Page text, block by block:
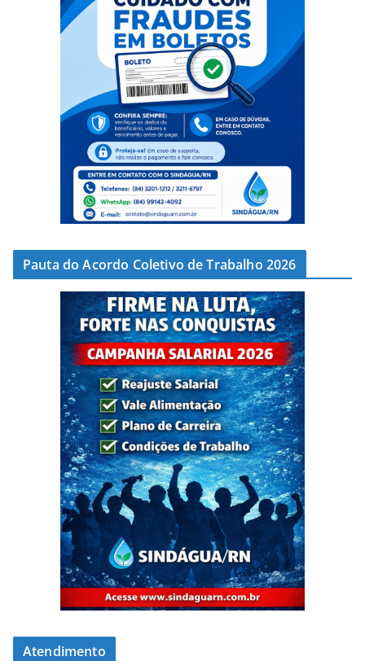
Pauta do Acordo Coletivo de Trabalho 2026
Atendimento